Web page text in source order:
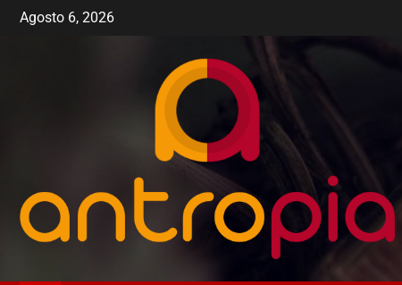
Agosto 6, 2026